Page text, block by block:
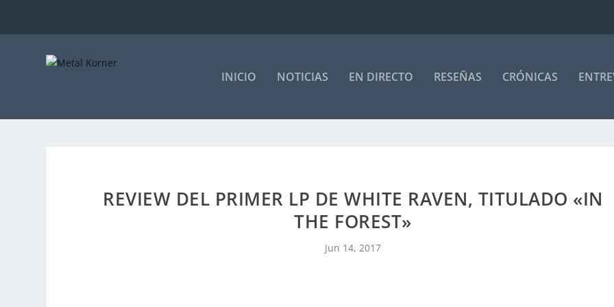
INICIO NOTICIAS EN DIRECTO RESEÑAS CRÓNICAS
REVIEW DEL PRIMER LP DE WHITE RAVEN, TITULADO «IN
THE FOREST»
Jun 14, 2017